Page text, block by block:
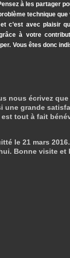
à les partager
technique
c’est avec plaisir
à votre
Vous êtes donc
écrivez
grande
tout à fait
le 21 mars
Bonne visite et